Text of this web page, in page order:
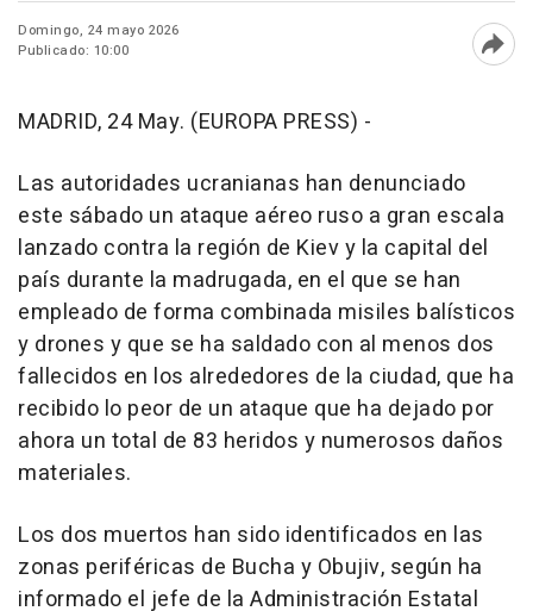
Domingo, 24 mayo 2026
Publicado: 10:00
MADRID, 24 May. (EUROPA PRESS) -
Las autoridades ucranianas han denunciado
este sábado un ataque aéreo ruso a gran escala
lanzado contra la región de Kiev y la capital del
país durante la madrugada, en el que se han
empleado de forma combinada misiles balísticos
y drones y que se ha saldado con al menos dos
fallecidos en los alrededores de la ciudad, que ha
recibido lo peor de un ataque que ha dejado por
ahora un total de 83 heridos y numerosos daños
materiales.
Los dos muertos han sido identificados en las
zonas periféricas de Bucha y Obujiv, según ha
informado el jefe de la Administración Estatal